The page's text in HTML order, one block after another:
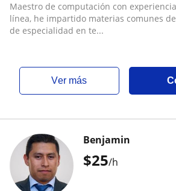
Maestro de computación con
línea, he impartido materias comunes
de especialidad en te...
ver más
$25/h
Benjamin